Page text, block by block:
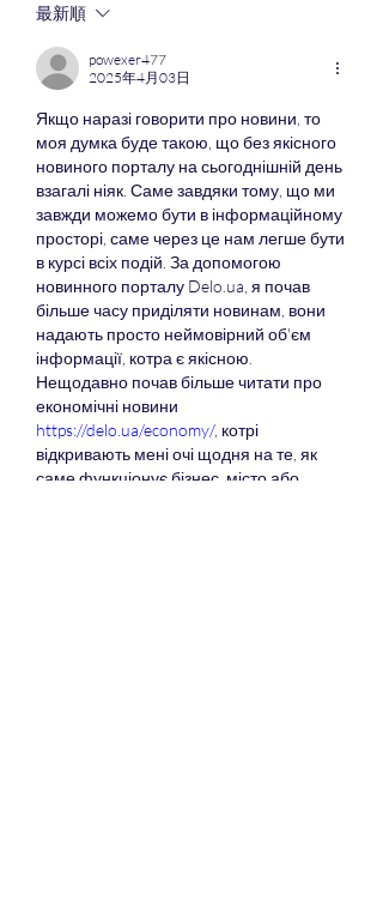
最新順
powexer477
2025年4月03日
Якщо наразі говорити про новини, то
моя думка буде такою, що без якісного
новиного порталу на сьогоднішній день
взагалі ніяк. Саме завдяки тому, що ми
завжди можемо бути в інформаційному
просторі, саме через це нам легше бути
в курсі всіх подій. За допомогою
новинного порталу Delo.ua, я почав
більше часу приділяти новинам, вони
надають просто неймовірний об'єм
інформації, котра є якісною.
Нещодавно почав більше читати про
https://delo.ua/economy/, котрі
відкривають мені очі щодня на те, як
саме функціонує бізнес, місто або